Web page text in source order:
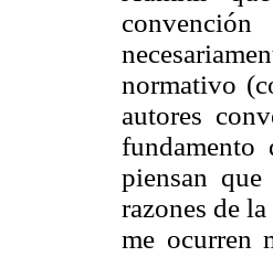
normativo
autores
fundamento
piensan
razones de
me ocurren